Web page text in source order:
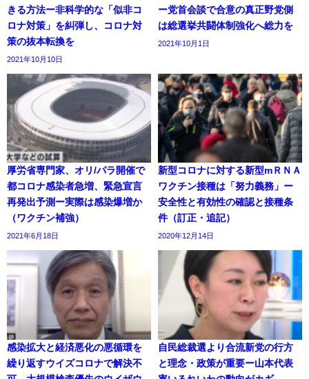
きる方法ー非科学的な「似非コ
ロナ対策」を糾弾し、コロナ対
策の抜本転換を
2021年10月10日
ー党首会談で合意の真正野党側
は総選挙共闘体制強化へ総力を
2021年10月1日
厚労省専門家、オリ/パラ開催で
都コロナ感染者急増、緊急宣言
再発出予測ー実際は感染爆増か
（ワクチン補強）
2021年6月18日
新型コロナに対する新型mＲＮＡ
ワクチン接種は「努力義務」ー
安全性と有効性の確認と接種条
件（訂正・追記）
2020年12月14日
感染拡大と経済悪化の悪循環を
繰り返すウイズコロナで解決不
自民総裁選より合流新党の行方
と理念・政策が重要ー山本代表